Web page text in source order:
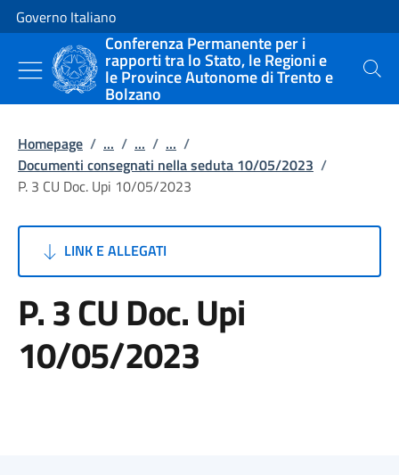
Vai al contenuto
Vai alla navigazione del sito
Governo Italiano
Conferenza Permanente per i
rapporti tra lo Stato, le Regioni e
le Province Autonome di Trento e
Bolzano
Cerca
Homepage / ... / ... / ... /
Documenti consegnati nella seduta 10/05/2023 /
P. 3 CU Doc. Upi 10/05/2023
LINK E ALLEGATI
P. 3 CU Doc. Upi
10/05/2023